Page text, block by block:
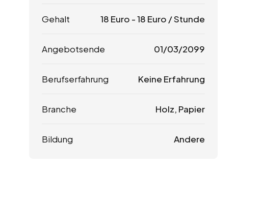
Gehalt 18 Euro -18 Euro / Stunde
Angebotsende 01/03/2099
Berufserfahrung Keine Erfahrung
Branche Holz, Papier
Bildung Andere